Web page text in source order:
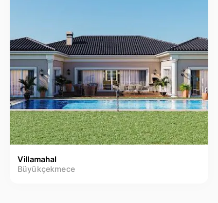
Villamahal
Büyükçekmece